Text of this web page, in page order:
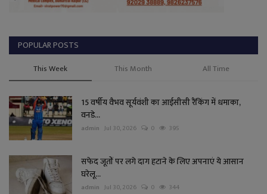
POPULAR POSTS
This Week This Month All Time
15 वर्षीय वैभव सूर्यवंशी का आईसीसी रैंकिंग में धमाका,
वनडे...
admin Jul 30, 2026 0 395
सफेद जूतों पर लगे दाग हटाने के लिए अपनाएं ये आसान
घरेलू...
admin Jul 30, 2026 0 344